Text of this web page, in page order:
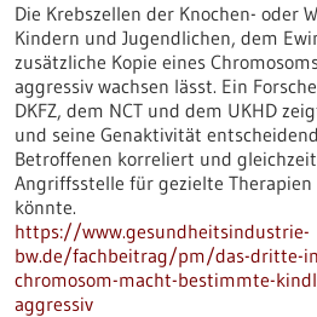
Die Krebszellen der Knochen- oder
Kindern und Jugendlichen, dem
zusätzliche Kopie eines
aggressiv wachsen lässt. Ein
DKFZ, dem NCT und dem UKHD
und seine Genaktivität
Betroffenen korreliert und
Angriffsstelle für gezielte
könnte.
https://www.gesundheitsindustrie-
bw.de/fachbeitrag/pm/das-dritte-
chromosom-macht-bestimmte-
aggressiv